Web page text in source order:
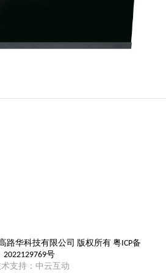
路华科技有限公司 版权所有 粤ICP备
2022129769号
支持：中云互动